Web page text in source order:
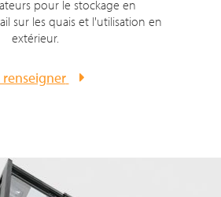
pour le stockage en
sur les quais et l'utilisation en
extérieur.
renseigner